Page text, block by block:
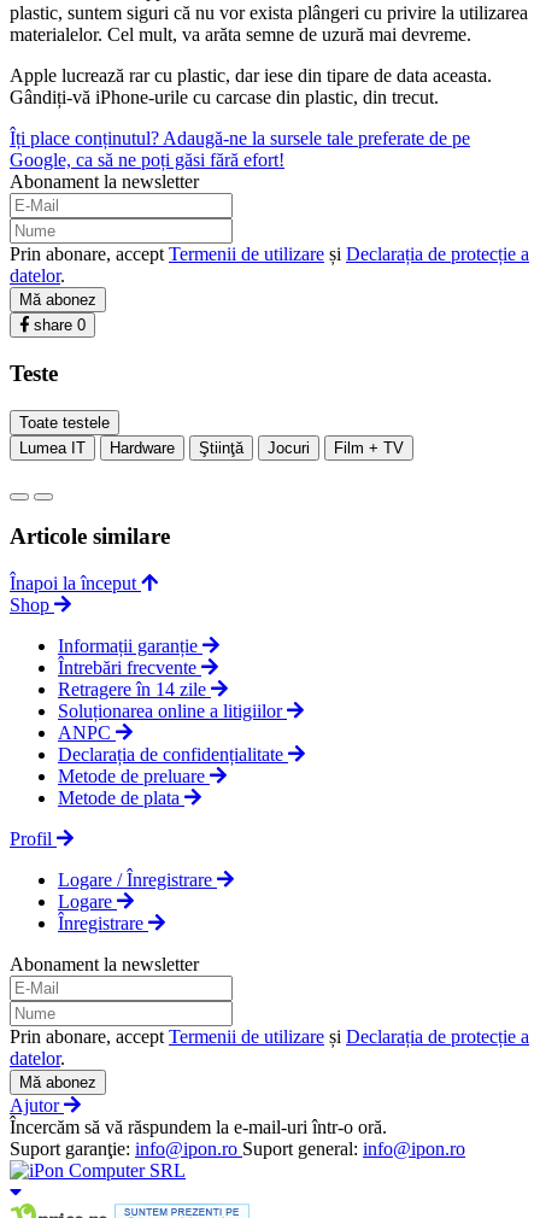
plastic, suntem siguri că nu vor exista plângeri cu privire la utilizarea
materialelor. Cel mult, va arăta semne de uzură mai devreme.
Apple lucrează rar cu plastic, dar iese din tipare de data aceasta.
Gândiți-vă iPhone-urile cu carcase din plastic, din trecut.
Îți place conținutul? Adaugă-ne la sursele tale preferate de pe
Google, ca să ne poți găsi fără efort!
Abonament la newsletter
Prin abonare, accept Termenii de utilizare și Declarația de protecție a
datelor.
Mă abonez
share 0
Teste
Toate testele
Lumea IT
Hardware Ştiinţă Jocuri Film + TV
Articole similare
Înapoi la început
Shop
Informații garanție
Întrebări frecvente
Retragere în 14 zile
Soluționarea online a litigiilor
ANPC
Declarația de confidențialitate
Metode de preluare
Metode de plata
Profil
Logare / Înregistrare
Logare
Înregistrare
Abonament la newsletter
Prin abonare, accept Termenii de utilizare și Declarația de protecție a
datelor.
Mă abonez
Ajutor
Încercăm să vă răspundem la e-mail-uri într-o oră.
Suport garanţie: info@ipon.ro Suport general: info@ipon.ro